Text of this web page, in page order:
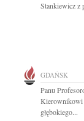
Stankiewicz z
GDAŃSK
Panu
głębokiego...